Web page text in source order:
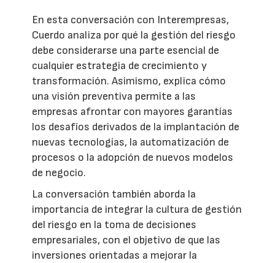
En esta conversación con Interempresas,
Cuerdo analiza por qué la gestión del riesgo
debe considerarse una parte esencial de
cualquier estrategia de crecimiento y
transformación. Asimismo, explica cómo
una visión preventiva permite a las
empresas afrontar con mayores garantías
los desafíos derivados de la implantación de
nuevas tecnologías, la automatización de
procesos o la adopción de nuevos modelos
de negocio.
La conversación también aborda la
importancia de integrar la cultura de gestión
del riesgo en la toma de decisiones
empresariales, con el objetivo de que las
inversiones orientadas a mejorar la